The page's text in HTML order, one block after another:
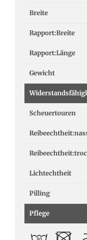
Breite
Rapport:Breite
Rapport:Länge
Gewicht
Scheuertouren
Lichtechtheit
Pilling
Pflege